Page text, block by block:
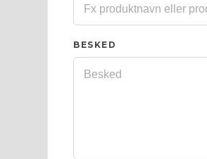
BESKED